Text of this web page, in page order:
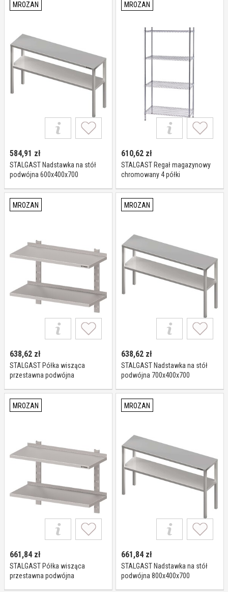
MROZAN
584,91 zł
STALGAST Nadstawka na stół
podwójna 600x400x700
MROZAN
610,62 zł
STALGAST Regał magazynowy
chromowany 4 półki
MROZAN
638,62 zł
STALGAST Półka wisząca
przestawna podwójna
MROZAN
638,62 zł
STALGAST Nadstawka na stół
podwójna 700x400x700
MROZAN
661,84zł
STALGAST Półka wisząca
przestawna podwójna
MROZAN
661,84zł
STALGAST Nadstawka na stół
podwójna 800x400x700